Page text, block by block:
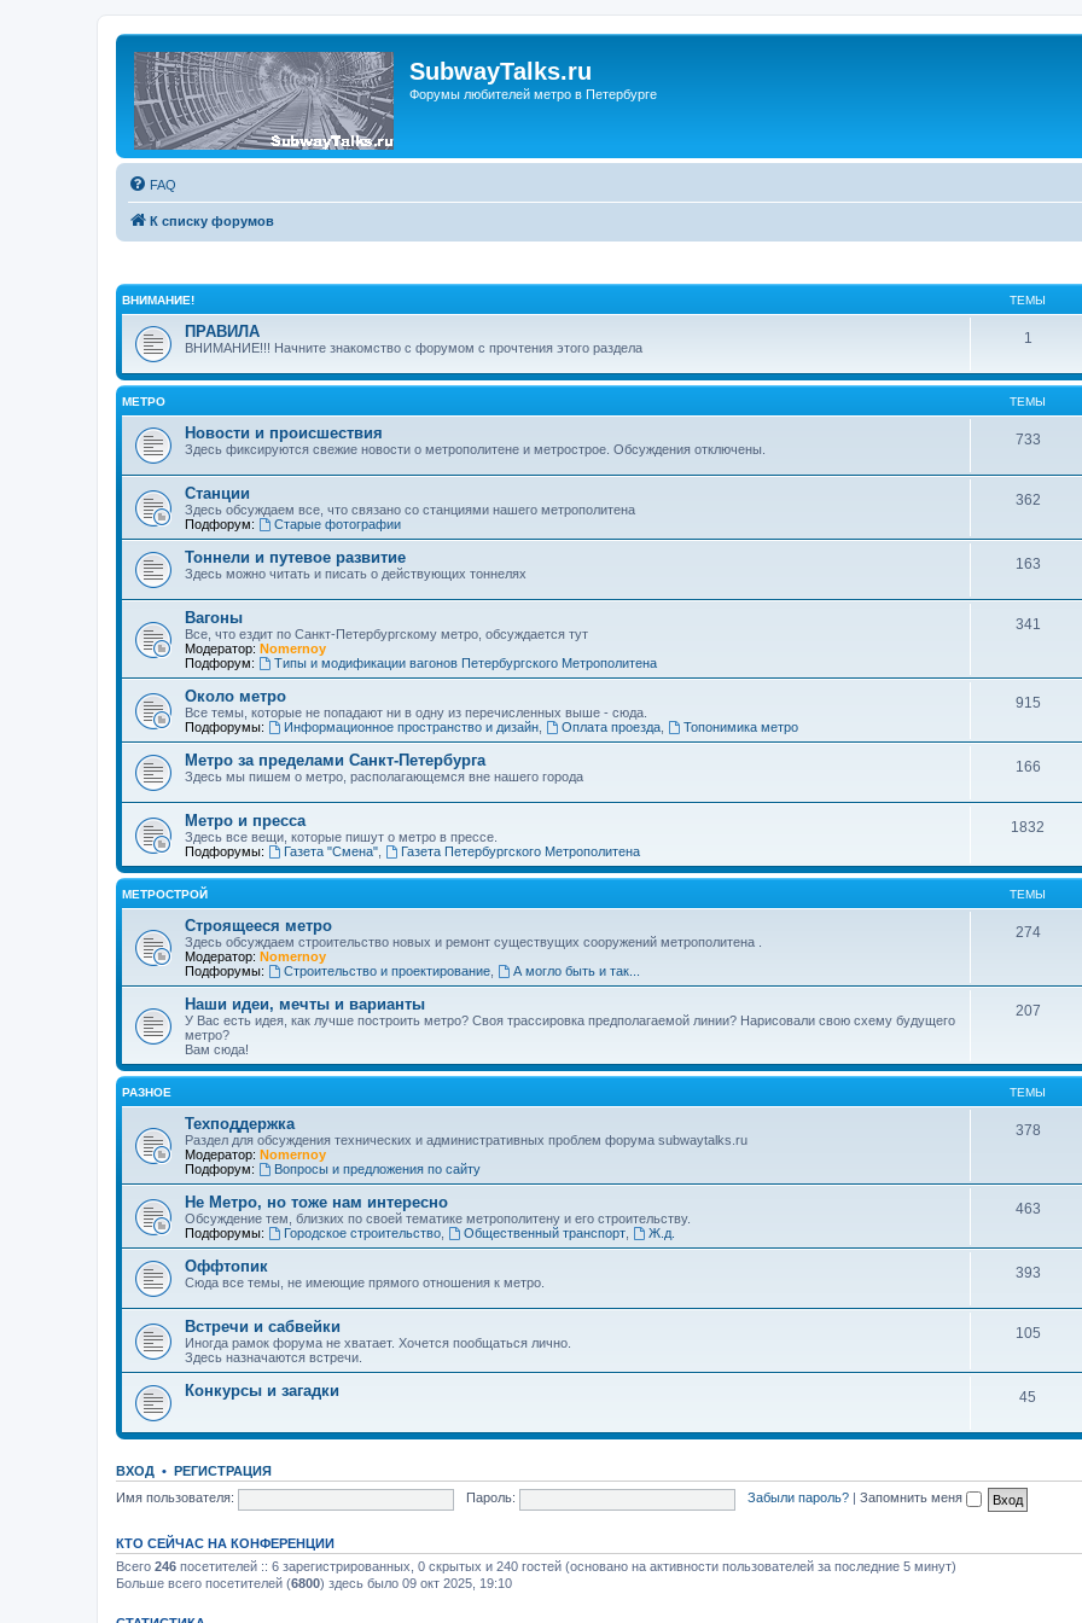
SubwayTalks.ru
Форумы любителей метро в Петербурге
FAQ
К списку форумов
ВНИМАНИЕ! ТЕМЫ
ПРАВИЛА
ВНИМАНИЕ!!! Начните знакомство с форумом с прочтения этого раздела
1
МЕТРО ТЕМЫ
Новости и происшествия
Здесь фиксируются свежие новости о метрополитене и метрострое. Обсуждения отключены.
733
Станции
Здесь обсуждаем все, что связано со станциями нашего метрополитена
Подфорум:
Старые фотографии
362
Тоннели и путевое развитие
Здесь можно читать и писать о действующих тоннелях
163
Вагоны
Все, что ездит по Санкт-Петербургскому метро, обсуждается тут
Модератор: Nomernoy
Подфорум:
Типы и модификации вагонов Петербургского Метрополитена
341
Около метро
Все темы, которые не попадают ни в одну из перечисленных выше - сюда.
Подфорумы:
Информационное пространство и дизайн, Оплата проезда, Топонимика метро
915
Метро за пределами Санкт-Петербурга
Здесь мы пишем о метро, располагающемся вне нашего города
166
Метро и пресса
Здесь все вещи, которые пишут о метро в прессе.
Подфорумы:
Газета "Смена", Газета Петербургского Метрополитена
1832
МЕТРОСТРОЙ ТЕМЫ
Строящееся метро
Здесь обсуждаем строительство новых и ремонт существущих сооружений метрополитена .
Модератор: Nomernoy
Подфорумы:
Строительство и проектирование, А могло быть и так...
274
Наши идеи, мечты и варианты
У Вас есть идея, как лучше построить метро? Своя трассировка предполагаемой линии? Нарисовали свою схему будущего
метро?
Вам сюда!
207
РАЗНОЕ ТЕМЫ
Техподдержка
Раздел для обсуждения технических и административных проблем форума subwaytalks.ru
Модератор: Nomernoy
Подфорум:
Вопросы и предложения по сайту
378
Не Метро, но тоже нам интересно
Обсуждение тем, близких по своей тематике метрополитену и его строительству.
Подфорумы:
Городское строительство, Общественный транспорт, Ж.д.
463
Оффтопик
Сюда все темы, не имеющие прямого отношения к метро.
393
Встречи и сабвейки
Иногда рамок форума не хватает. Хочется пообщаться лично.
Здесь назначаются встречи.
105
Конкурсы и загадки 45
ВХОД • РЕГИСТРАЦИЯ
Имя пользователя:
Пароль: Забыли пароль? Запомнить меня
КТО СЕЙЧАС НА КОНФЕРЕНЦИИ
Всего 246 посетителей :: 6 зарегистрированных, 0 скрытых и 240 гостей (основано на активности пользователей за последние 5 минут)
Больше всего посетителей (6800) здесь было 09 окт 2025, 19:10